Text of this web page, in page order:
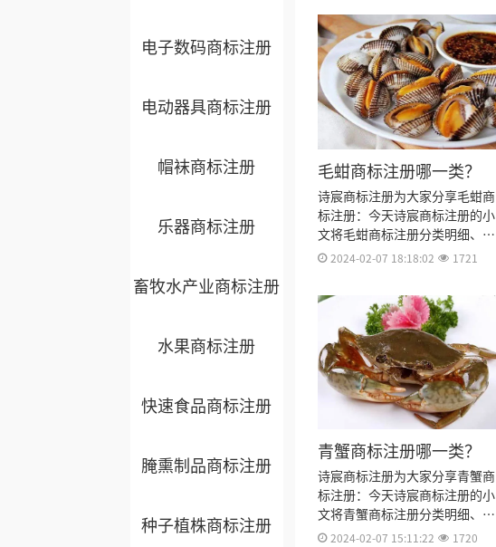
电子数码商标注册
电动器具商标注册
帽袜商标注册
乐器商标注册
畜牧水产业商标注册
水果商标注册
快速食品商标注册
腌熏制品商标注册
种子植株商标注册
标注册证书有效期等资料整理出
来。
毛蚶商标注册哪一类？
诗宸商标注册为大家分享毛蚶商
标注册：今天诗宸商标注册的小
文将毛蚶商标注册分类明细、商
标注册流程及费用、商标注册多
2024-02-07 18:18:02 1721
青蟹商标注册哪一类？
诗宸商标注册为大家分享青蟹商
标注册：今天诗宸商标注册的小
文将青蟹商标注册分类明细、商
标注册流程及费用、商标注册多
2024-02-07 15:11:22 1720